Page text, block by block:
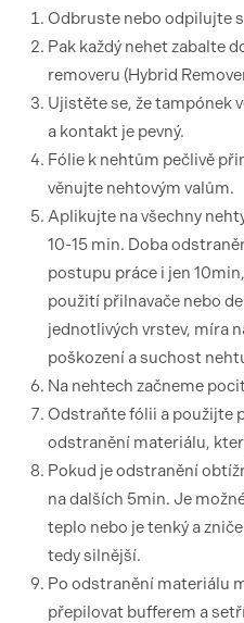
Odbruste nebo odpilujte
Pak každý nehet zabalte
removeru (Hybrid
Ujistěte se, že tampónek
a kontakt je pevný.
Fólie k nehtům pečlivě
věnujte nehtovým valům.
Aplikujte na všechny
10-15 min. Doba
postupu práce i jen
použití přilnavače nebo
jednotlivých vrstev, míra
poškození a suchost
Na nehtech začneme
Odstraňte fólii a použijte
odstranění materiálu,
Pokud je odstranění
na dalších 5min. Je
teplo nebo je tenký a
tedy silnější.
Po odstranění materiálu
přepilovat bufferem a